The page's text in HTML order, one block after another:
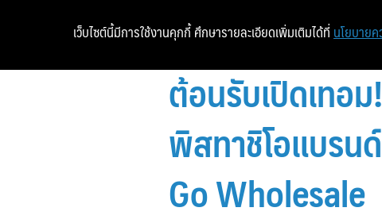
ต้อนรับเปิดเทอ
พิสทาชิโอแบรน
Go Wholesale
เว็บไซต์นี้มีการใช้งานคุกกี้ ศึกษารายละเอียดเพิ่มเติมได้ที่ นโยบายค